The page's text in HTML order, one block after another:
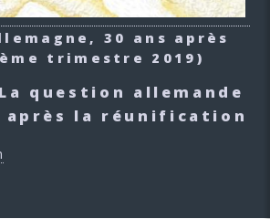
30 ans après
trimestre 2019)
question allemande
après la réunification